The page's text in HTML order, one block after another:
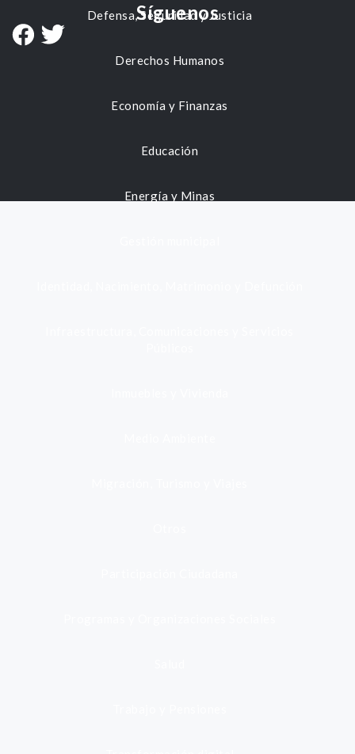
Defensa, Seguridad y Justicia
Derechos Humanos
Economía y Finanzas
Educación
Energía y Minas
Síguenos